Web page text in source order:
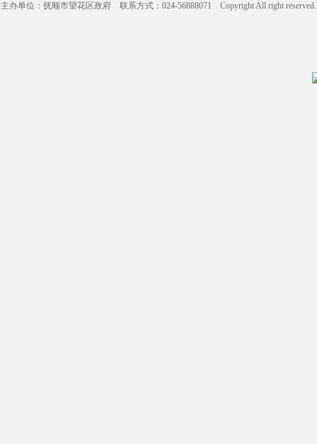
主办单位：抚顺市望花区政府 联系方式：024-56888071 Copyright All right